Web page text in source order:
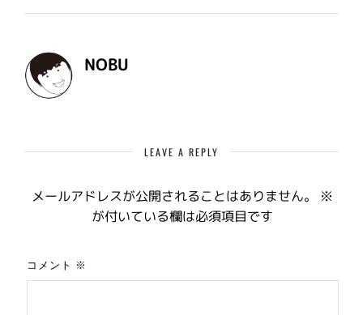
NOBU
LEAVE A REPLY
メールアドレスが公開されることはありません。
※
が付いている欄は必須項目です
コメント ※